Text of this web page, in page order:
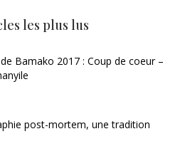
les plus lus
Bamako 2017 : Coup de coeur –
post-mortem, une tradition